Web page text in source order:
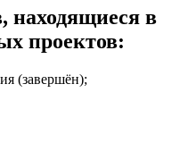
находящиеся в
проектов:
(завершён);